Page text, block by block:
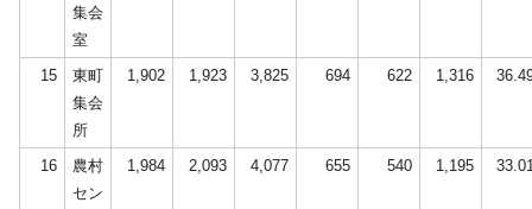
集会
室
15
東町
集会
所
1,902 1,923 3,825 694 622 1,316
16
農村
セン
1,984 2,093 4,077 655 540 1,195